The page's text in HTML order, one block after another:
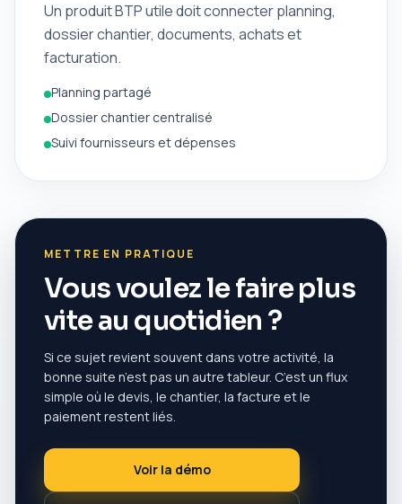
Un produit BTP utile doit connecter planning,
dossier chantier, documents, achats et
facturation.
Planning partagé
Dossier chantier centralisé
Suivi fournisseurs et dépenses
METTRE EN PRATIQUE
Vous voulez le faire plus
vite au quotidien ?
Si ce sujet revient souvent dans votre activité, la
bonne suite n’est pas un autre tableur. C’est un flux
simple où le devis, le chantier, la facture et le
paiement restent liés.
Voir la démo